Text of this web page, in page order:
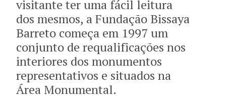
O Parque
Museus
Serviço Educativo
Visitas
visitante ter uma fácil leitura
dos mesmos, a Fundação Bissaya
Barreto começa em 1997 um
conjunto de requalificações nos
interiores dos monumentos
representativos e situados na
Área Monumental.